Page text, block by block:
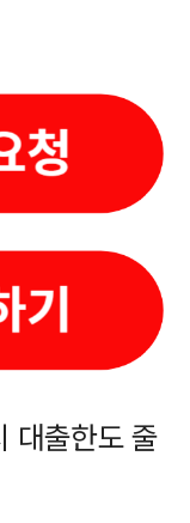
대출한도 줄